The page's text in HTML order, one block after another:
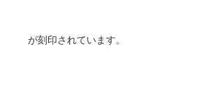
が刻印されています。